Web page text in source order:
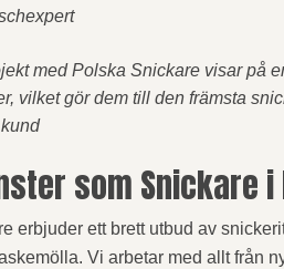
med Polska Snickare visar på
vilket gör dem till den främsta
som Snickare
erbjuder ett brett utbud av
Vi arbetar med allt från